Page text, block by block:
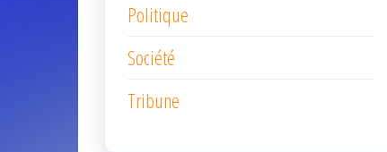
Politique
Société
Tribune